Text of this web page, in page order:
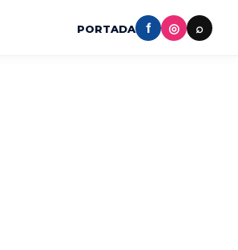
PORTADA f ◎ ⌕